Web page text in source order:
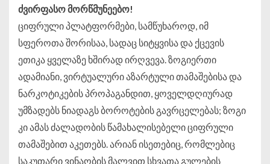
ძვირფასომორწმუნეებო!
ციფრული პლატფორმები, სამწუხაროდ, იმ
სფეროთა შორისაა, სადაც სიტყვისა და ქცევის
ეთიკა ყველაზე ხშირად ირღვევა. ზოგიერთი
ადამიანი, ვირტუალური აზარტული თამაშებისა და
ნარკოტიკების პროპაგანდით, ყოველდღიურად
უმზადებს ნიადაგს ბოროტების გავრცელებას; ზოგი
კი ამას ძალადობის წამახალისებელი ციფრული
თამაშებით აკეთებს. არიან ისეთებიც, რომლებიც
საკუთარი ვინაობის მალვით სხვათა გულების